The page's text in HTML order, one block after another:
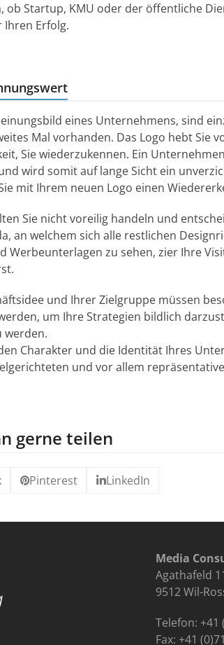
ob Startup, KMU oder der öffentliche
Ihren Erfolg.
eines Unternehmens, sind
Mal vorhanden. Das Logo hebt Sie
Sie wiederzukennen. Ein
wird somit auf lange Sicht ein
mit Ihrem neuen Logo einen
Sie nicht voreilig handeln und
an welchem sich alle restlichen
Werbeunterlagen zu sehen, zier Ihre
und Ihrer Zielgruppe müssen
um Ihre Strategien bildlich
werden.
Charakter und die Identität Ihres
und vor allem
gerne teilen
Pinterest LinkedIn
Media
Agathafeld
9512 Wil-
Telefon: +41
Fax: +41